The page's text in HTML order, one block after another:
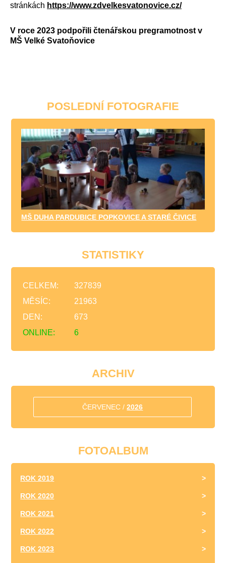
stránkách https://www.zdvelkesvatonovice.cz/
V roce 2023 podpořili čtenářskou pregramotnost v
MŠ Velké Svatoňovice
POSLEDNÍ FOTOGRAFIE
MŠ DUHA PARDUBICE POPKOVICE A STARÉ ČIVICE
STATISTIKY
ONLINE: 6
CELKEM:
327839
MĚSÍC:
21963
DEN:
673
ARCHIV
ČERVENEC /2026
FOTOALBUM
ROK 2019
ROK 2020
ROK 2021
ROK 2022
ROK 2023